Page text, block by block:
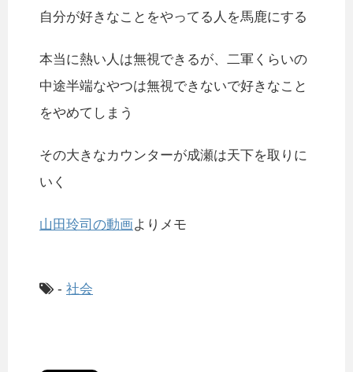
自分が好きなことをやってる人を馬鹿にする
本当に熱い人は無視できるが、二軍くらいの
中途半端なやつは無視できないで好きなこと
をやめてしまう
その大きなカウンターが成瀬は天下を取りに
いく
山田玲司の動画よりメモ
- 社会